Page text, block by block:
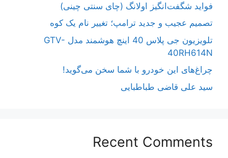
فواید شگفت‌انگیز اولانگ (چای سنتی چینی)
تصمیم عجیب و جدید ترامپ؛ تغییر نام یک کوه
تلویزیون جی پلاس 40 اینچ هوشمند مدل GTV-
40RH614N
چراغ‌های این خودرو با شما سخن می‌گوید!
سید علی قاضی طباطبایی
Recent Comments